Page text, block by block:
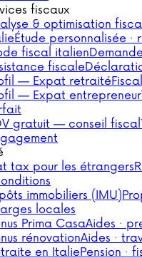
fiscaux
& optimisation
Étude personnalisée ·
fiscal italien
fiscale
— Expat retraité
— Expat entrepreneur
gratuit — conseil fiscal
tax pour les étrangers
immobiliers (IMU)
locales
Prima CasaAides ·
rénovationAides ·
en ItaliePension ·